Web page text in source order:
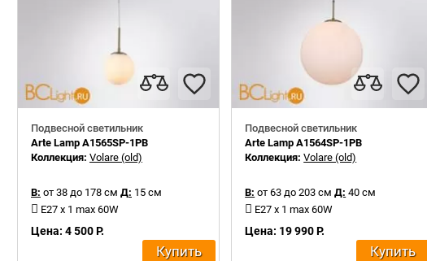
Подвесной светильник
Arte Lamp A1565SP-1PB
Коллекция: Volare (old)
В: от 38 до 178 см Д: 15 см
E27 x 1 max 60W
Цена: 4 500 Р.
Купить
Подвесной светильник
Arte Lamp A1564SP-1PB
Коллекция:Volare (old)
В: от 63 до 203 см Д: 40 см
E27 x 1 max 60W
Цена: 19 990 Р.
Купить